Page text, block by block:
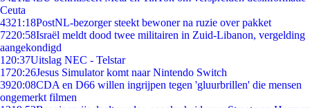
Ceuta
4321:18PostNL-bezorger steekt bewoner na ruzie over pakket
7220:58Israël meldt dood twee militairen in Zuid-Libanon, vergelding
aangekondigd
1 20:37Uitslag NEC - Telstar
1720:26Jesus Simulator komt naar Nintendo Switch
3920:08CDA en D66 willen ingrijpen tegen 'gluurbrillen' die mensen
ongemerkt filmen